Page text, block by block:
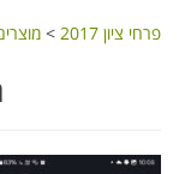
פרחי ציון 2017 >